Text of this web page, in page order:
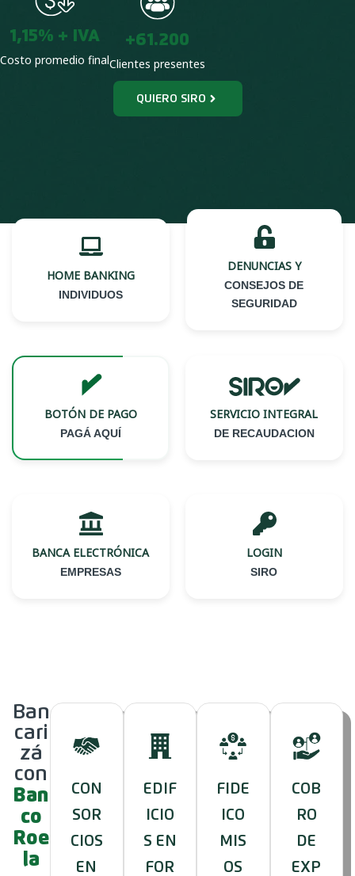
HOME BANKING
INDIVIDUOS
BOTÓN DE PAGO
PAGÁ AQUÍ
BANCA ELECTRÓNICA
EMPRESAS
DENUNCIAS Y
CONSEJOS DE
SEGURIDAD
SERVICIO INTEGRAL
DE RECAUDACION
LOGIN
SIRO
Ban
cari
zá
con
Ban
co
Roe
la
CON
SOR
CIOS
EN
EDIF
ICIO
S EN
FOR
FIDE
ICO
MIS
OS
COB
RO
DE
EXP